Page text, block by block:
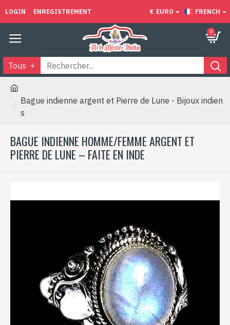
LOGIN ENREGISTREMENT € EURO FRENCH
0
Tous
Bague indienne argent et Pierre de Lune - Bijoux indien
s
BAGUE INDIENNE HOMME/FEMME ARGENT ET
PIERRE DE LUNE – FAITE EN INDE